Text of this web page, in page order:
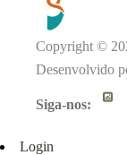
Copyright ©
Desenvolvido
Siga-nos:
Login